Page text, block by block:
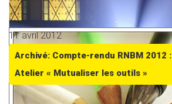
11 avril 2012
Archivé: Compte-rendu RNBM 2012 :
Atelier « Mutualiser les outils »